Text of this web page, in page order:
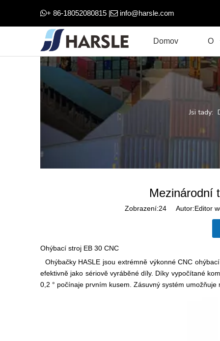
+ 86-18052080815 | info@harsle.com
Domov O
Jsi tady:
Mezinárodní
Zobrazení:24 Autor:Editor
Ohýbací stroj EB 30 CNC
Ohýbačky HASLE jsou extrémně výkonné CNC
efektivně jako sériově vyráběné díly. Díky vypočítané
0,2 ° počínaje prvním kusem. Zásuvný systém umožňuje